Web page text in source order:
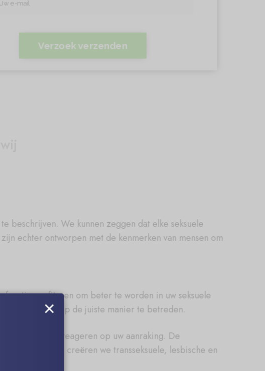
Verzoek verzenden
beschrijven. We kunnen zeggen dat elke seksuele
echter ontworpen met de kenmerken van mensen om
functie profiteren om beter te worden in uw seksuele
sekswereld op de juiste manier te betreden.
om te reageren op uw aanraking. De
Bovendien creëren we transseksuele, lesbische en
×